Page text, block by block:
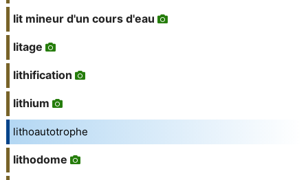
lit mineur d'un cours d'eau
litage
lithification
lithium
lithoautotrophe
lithodome